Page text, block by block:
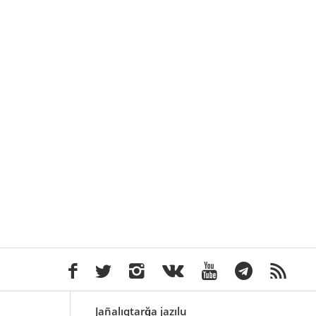
Jañalıqtarğa jazılu